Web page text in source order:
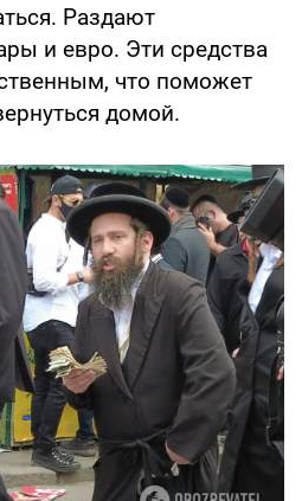
Раздают
и евро. Эти средства
что поможет
домой.